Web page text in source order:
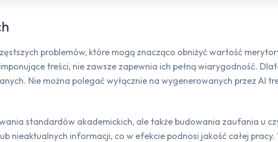
problemów, które mogą znacząco obniżyć wartość
treści, nie zawsze zapewnia ich pełną wiarygodność.
Nie można polegać wyłącznie na wygenerowanych przez AI
standardów akademickich, ale także budowania zaufania u
nieaktualnych informacji, co w efekcie podnosi jakość całej